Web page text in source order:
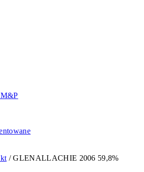
/GLENALLACHIE 2006 59,8%